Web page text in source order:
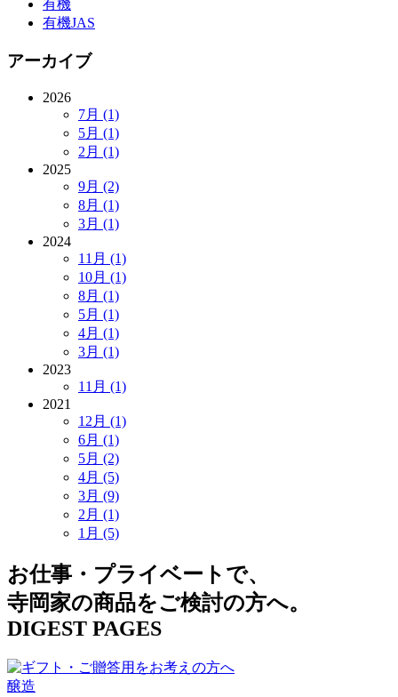
有機
有機JAS
アーカイブ
2026
7月 (1)
5月 (1)
2月 (1)
2025
9月 (2)
8月 (1)
3月 (1)
2024
11月 (1)
10月 (1)
8月 (1)
5月 (1)
4月 (1)
3月 (1)
2023
11月 (1)
2021
12月 (1)
6月 (1)
5月 (2)
4月 (5)
3月 (9)
2月 (1)
1月 (5)
お仕事・プライベートで、
寺岡家の商品をご検討の方へ。
DIGEST PAGES
醸造